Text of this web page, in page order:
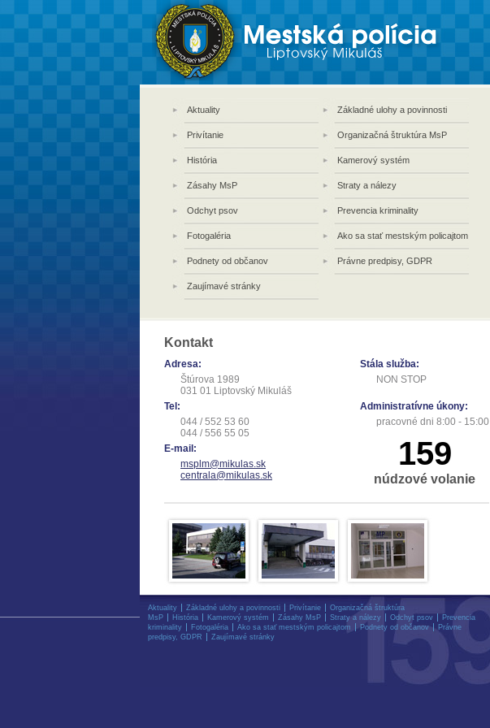
Aktuality Základné ulohy a povinnosti
Privítanie Organizačná štruktúra MsP
História Kamerový systém
Zásahy MsP Straty a nálezy
Odchyt psov Prevencia kriminality
Fotogaléria Ako sa stať mestským policajtom
Podnety od občanov Právne predpisy, GDPR
Zaujímavé stránky
Stála služba:
NON STOP
Administratívne úkony:
pracovné dni 8:00 - 15:00
159
núdzové volanie
Kontakt
Adresa:
Štúrova 1989
031 01 Liptovský Mikuláš
Tel:
044 / 552 53 60
044 / 556 55 05
E-mail:
msplm@mikulas.sk
centrala@mikulas.sk
Aktuality Základné ulohy a povinnosti Privítanie
Organizačná štruktúra
MsP
História Kamerový systém Zásahy MsP Straty a nálezy Odchyt psov
Prevencia
kriminality
Fotogaléria Ako sa stať mestským policajtom Podnety od občanov
Právne
predpisy, GDPR
Zaujímavé stránky